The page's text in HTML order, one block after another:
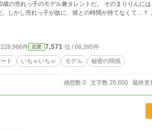
の売れっ子のモデル兼タレントだ。 そのまりりんに
が故に、彼との時間が持てなくて…？ この作品は「小説家になろう」にも
件 恋愛 7,571 位 / 66,395件
ド いちゃいちゃ モデル 秘密の関係
感想数 0 文字数 26,800 最終更